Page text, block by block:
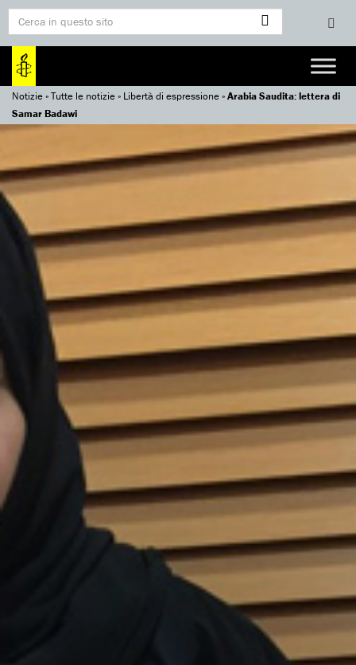
Notizie»Tutte le notizie» Libertà di espressione»Arabia Saudita: lettera di
Samar Badawi